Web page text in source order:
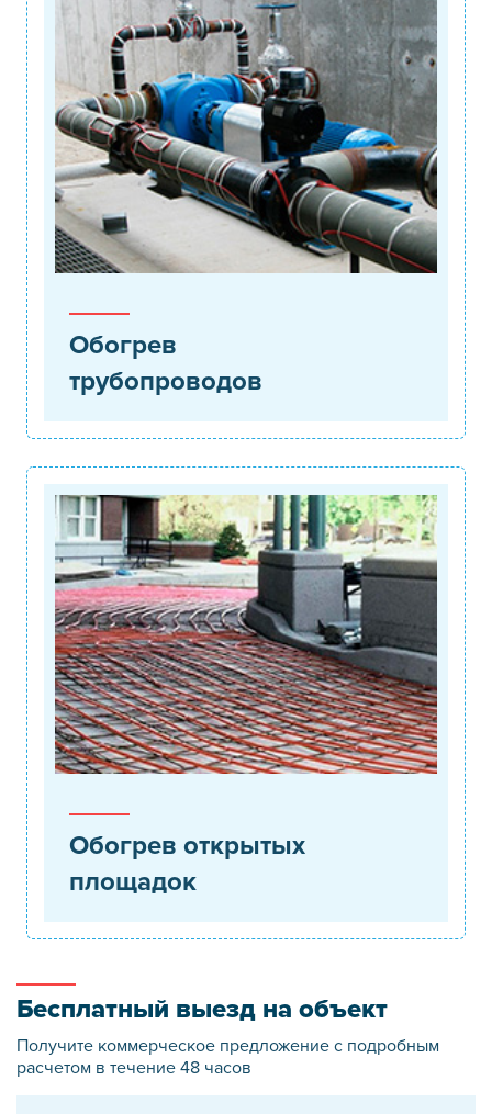
Обогрев
трубопроводов
Обогрев открытых
площадок
Бесплатный выезд на объект
Получите коммерческое предложение с подробным
расчетом в течение 48 часов